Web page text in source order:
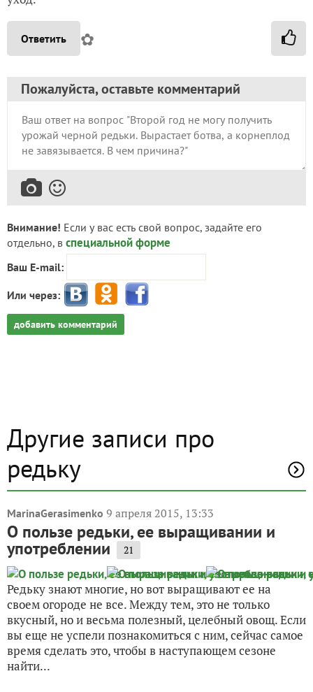
Ответить ✿
Пожалуйста, оставьте комментарий
Внимание! Если у вас есть свой вопрос, задайте его
отдельно, в специальной форме
Ваш E-mail:
Или через:
добавить комментарий
Другие записи про
редьку
MarinaGerasimenko 9 апреля 2015, 13:33
О пользе редьки, ее выращивании и
употреблении 21
Редьку знают многие, но вот выращивают ее на
своем огороде не все. Между тем, это не только
вкусный, но и весьма полезный, целебный овощ. Если
вы еще не успели познакомиться с ним, сейчас самое
время сделать это, чтобы в наступающем сезоне
найти...